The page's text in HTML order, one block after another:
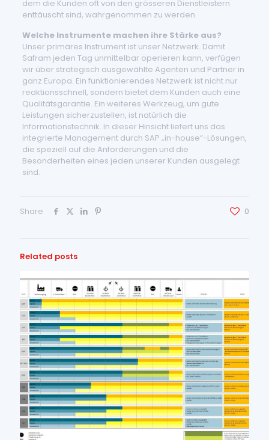
dem die Kunden oft von den grösseren Dienstleistern
enttäuscht sind, wahrgenommen zu werden.
Welche Instrumente machen ihre Stärke aus?
Unser primäres Instrument ist unser Netzwerk. Damit
Safram jeden Tag unmittelbar operieren kann, verfügen
wir über strategisch ausgewählte Agenten und Partner in
ganz Europa. Ein funktionierendes Netzwerk ist nicht nur
reaktionsschnell, sondern bietet dem Kunden auch eine
Qualitätsgarantie. Ein weiteres Werkzeug, um gute
Leistungen sicherzustellen, ist natürlich die
Informationstechnik. In dieser Hinsicht liefert uns das
integrierte Management durch SAP „in-house“-Lösungen,
die speziell auf die Anforderungen und die
Besonderheiten eines jeden unserer Kunden ausgelegt
sind.
Share 0
Related posts